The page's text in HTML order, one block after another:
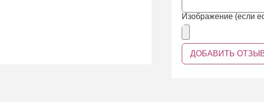
Изображение (если